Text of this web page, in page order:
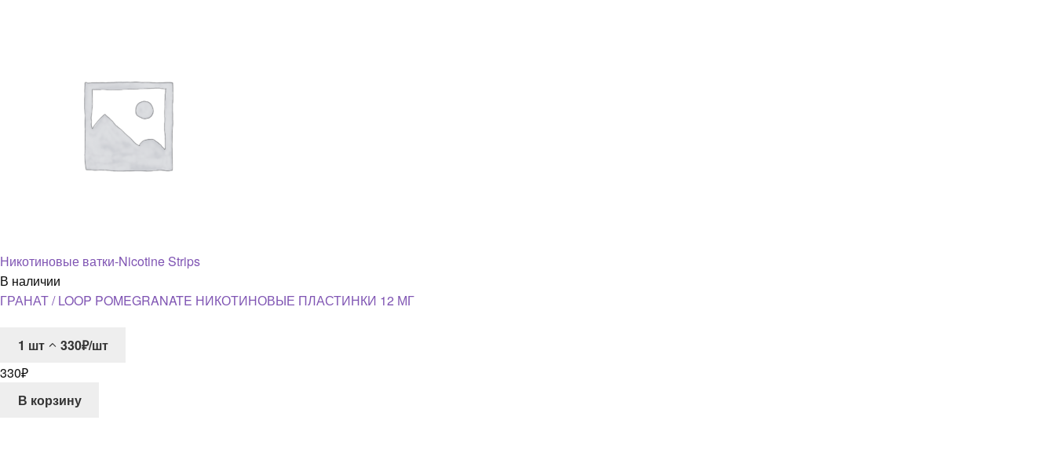
Никотиновые ватки-Nicotine Strips
В наличии
ГРАНАТ / LOOP POMEGRANATE НИКОТИНОВЫЕ ПЛАСТИНКИ 12 МГ
1 шт
330₽/шт
330₽
В корзину